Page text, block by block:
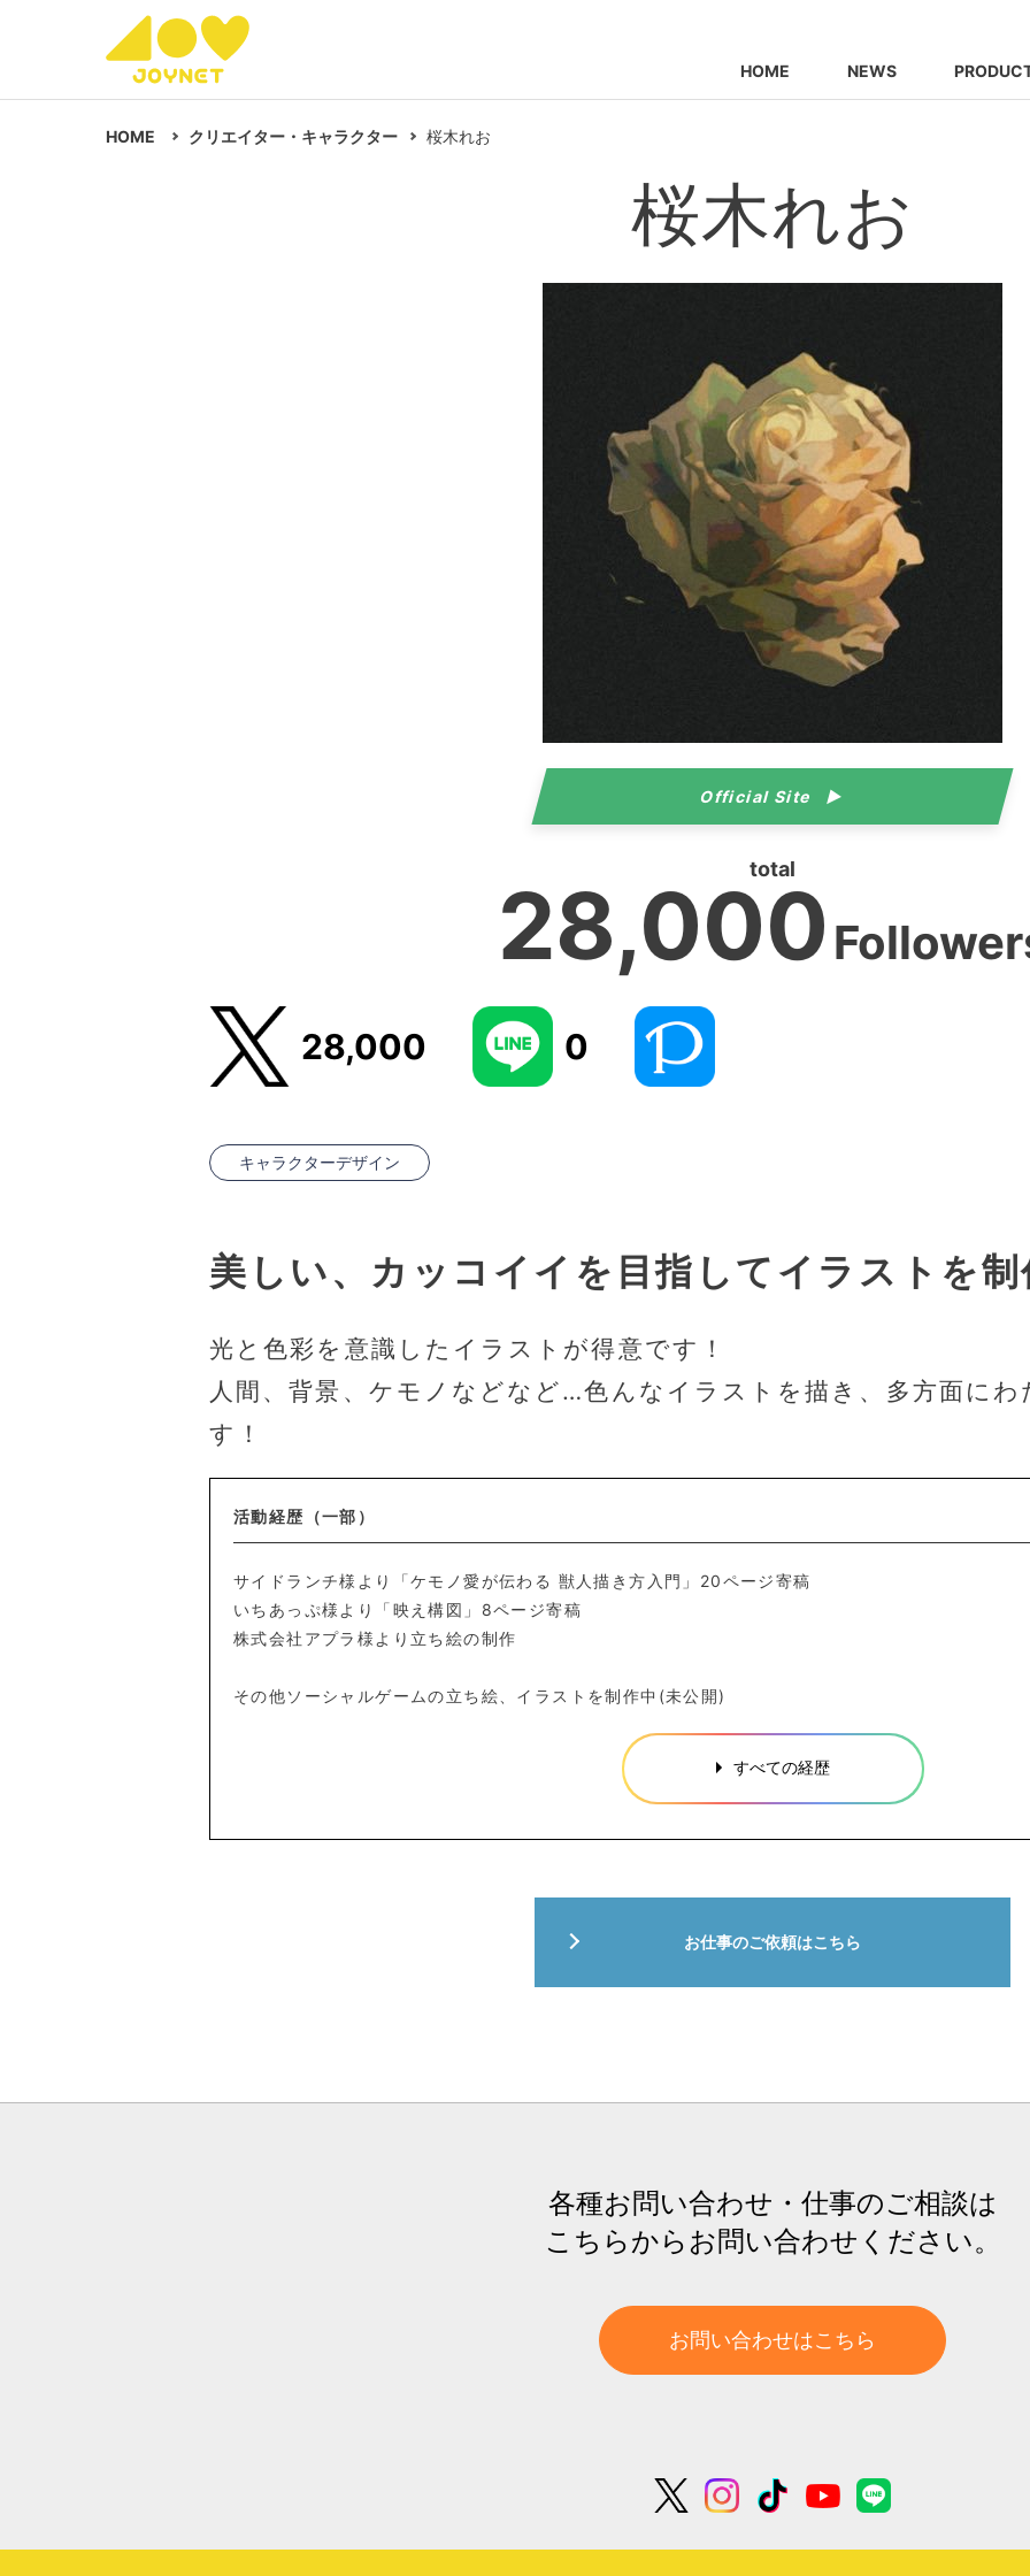
HOME NEWS
HOME クリエイター・キャラクター 桜木れお
桜木れお
Official Site
total
28,000
28,000 0
キャラクターデザイン
美しい、カッコイイを目指してイラストを
光と色彩を意識したイラストが得意です！
人間、背景、ケモノなどなど…色んなイラストを描き、多方面に
す！
活動経歴（一部）
サイドランチ様より「ケモノ愛が伝わる 獣人描き方入門」20ページ寄稿
いちあっぷ様より「映え構図」8ページ寄稿
株式会社アプラ様より立ち絵の制作
その他ソーシャルゲームの立ち絵、イラストを制作中(未公開)
すべての経歴
お仕事のご依頼はこちら
各種お問い合わせ・仕事のご相談は
こちらからお問い合わせください。
お問い合わせはこちら